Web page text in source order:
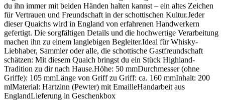
du ihn immer mit beiden Händen halten kannst – ein altes Zeichen
für Vertrauen und Freundschaft in der schottischen Kultur.Jeder
dieser Quaichs wird in England von erfahrenen Handwerkern
gefertigt. Die sorgfältigen Details und die hochwertige Verarbeitung
machen ihn zu einem langlebigen Begleiter.Ideal für Whisky-
Liebhaber, Sammler oder alle, die schottische Gastfreundschaft
schätzen: Mit diesem Quaich bringst du ein Stück Highland-
Tradition zu dir nach Hause.Höhe: 50 mmDurchmesser (ohne
Griffe): 105 mmLänge von Griff zu Griff: ca. 160 mmInhalt: 200
mlMaterial: Hartzinn (Pewter) mit EmailleHandarbeit aus
EnglandLieferung in Geschenkbox